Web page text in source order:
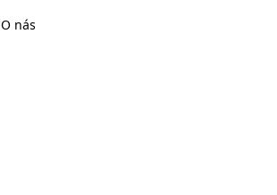
O nás